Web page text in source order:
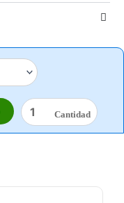
CUBRE
BOCA
TRICAPA
TERMOSELLADO
CAJA
Y